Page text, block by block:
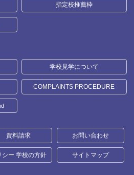
指定校推薦枠
学校見学について
COMPLAINTS PROCEDURE
資料請求 お問い合わせ
シー 学校の方針 サイトマップ